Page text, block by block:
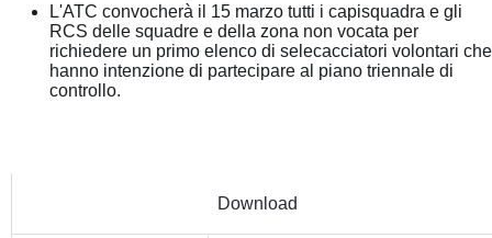
L'ATC convocherà il 15 marzo tutti i capisquadra e gli
RCS delle squadre e della zona non vocata per
richiedere un primo elenco di selecacciatori volontari che
hanno intenzione di partecipare al piano triennale di
controllo.
Download